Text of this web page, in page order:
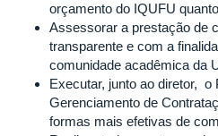
orçamento do IQUFU
Assessorar a prestação de
transparente e com a
comunidade acadêmica da
Executar, junto ao diretor, o
Gerenciamento de
formas mais efetivas de